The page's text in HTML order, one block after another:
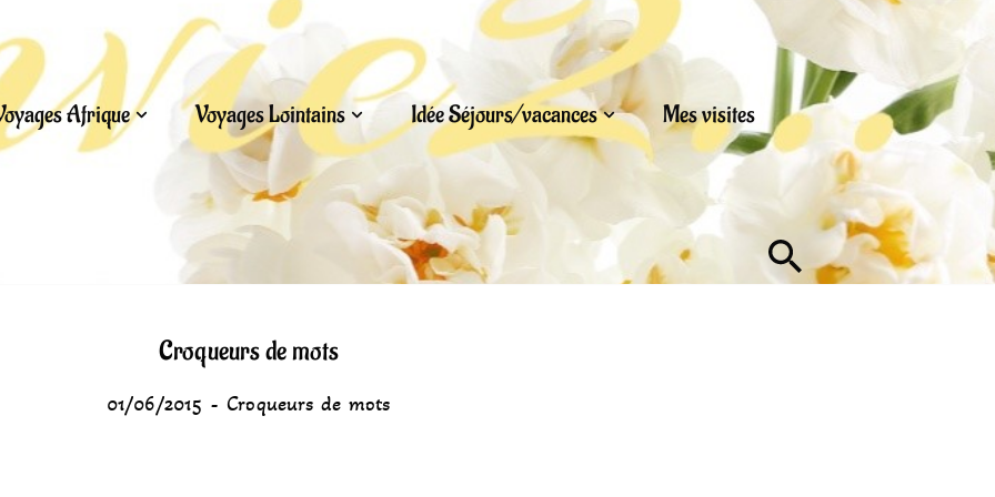
Afrique Voyages Lointains Idée Séjours/vacances Mes visites
Croqueurs de mots
01/06/2015 Croqueurs de mots